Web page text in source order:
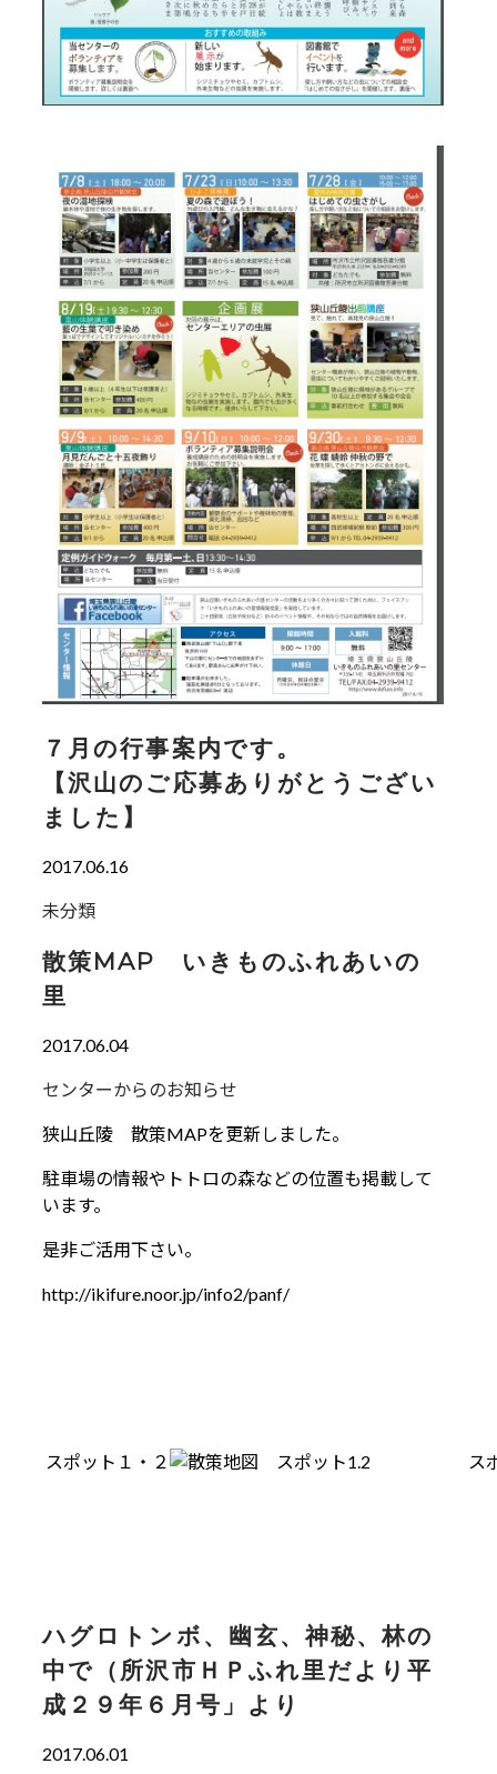
７月の行事案内です。
【沢山のご応募ありがとうござい
ました】
2017.06.16
未分類
散策MAP いきものふれあいの
里
2017.06.04
センターからのお知らせ
狭山丘陵 散策MAPを更新しました。
駐車場の情報やトトロの森などの位置も掲載して
います。
是非ご活用下さい。
http://ikifure.noor.jp/info2/panf/
スポット１・２ ス
ハグロトンボ、幽玄、神秘、林の
中で（所沢市ＨＰふれ里だより平
成２９年６月号」より
2017.06.01